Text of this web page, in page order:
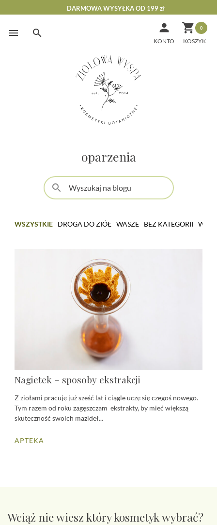
Skip
DARMOWA WYSYŁKA OD 199 zł
 0

KONTO
oparzenia
search
WSZYSTKIE DROGA DO ZIÓŁ WASZE BEZ KATEGORII
Nagietek – sposoby ekstrakcji
Z ziołami pracuję już sześć lat i ciągle uczę się czegoś nowego.
Tym razem od roku zagęszczam ekstrakty, by mieć większą
skuteczność swoich mazideł...
APTEKA
Wciąż nie wiesz który kosmetyk wybrać?